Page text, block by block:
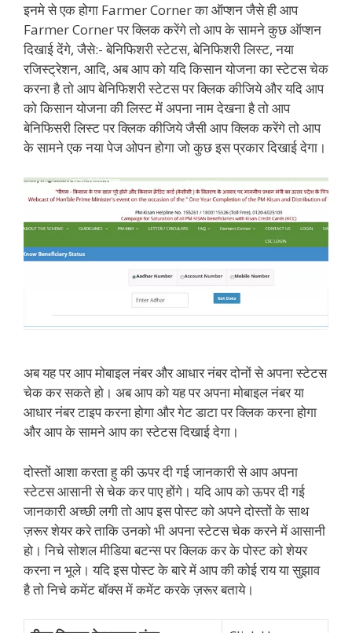
इनमे से एक होगा Farmer Corner का ऑप्शन जैसे ही आप
Farmer Corner पर क्लिक करेंगे तो आप के सामने कुछ ऑप्शन
दिखाई देंगे, जैसे:- बेनिफिशरी स्टेटस, बेनिफिशरी लिस्ट, नया
रजिस्ट्रेशन, आदि, अब आप को यदि किसान योजना का स्टेटस चेक
करना है तो आप बेनिफिशरी स्टेटस पर क्लिक कीजिये और यदि आप
को किसान योजना की लिस्ट में अपना नाम देखना है तो आप
बेनिफिसरी लिस्ट पर क्लिक कीजिये जैसी आप क्लिक करेंगे तो आप
के सामने एक नया पेज ओपन होगा जो कुछ इस प्रकार दिखाई देगा।
अब यह पर आप मोबाइल नंबर और आधार नंबर दोनों से अपना स्टेटस
चेक कर सकते हो। अब आप को यह पर अपना मोबाइल नंबर या
आधार नंबर टाइप करना होगा और गेट डाटा पर क्लिक करना होगा
और आप के सामने आप का स्टेटस दिखाई देगा।
दोस्तों आशा करता हु की ऊपर दी गई जानकारी से आप अपना
स्टेटस आसानी से चेक कर पाए होंगे। यदि आप को ऊपर दी गई
जानकारी अच्छी लगी तो आप इस पोस्ट को अपने दोस्तों के साथ
ज़रूर शेयर करे ताकि उनको भी अपना स्टेटस चेक करने में आसानी
हो। निचे सोशल मीडिया बटन्स पर क्लिक कर के पोस्ट को शेयर
करना न भूले। यदि इस पोस्ट के बारे में आप की कोई राय या सुझाव
है तो निचे कमेंट बॉक्स में कमेंट करके ज़रूर बताये।